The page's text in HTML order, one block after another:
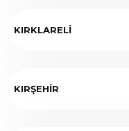
KIRKLARELİ
KIRŞEHİR